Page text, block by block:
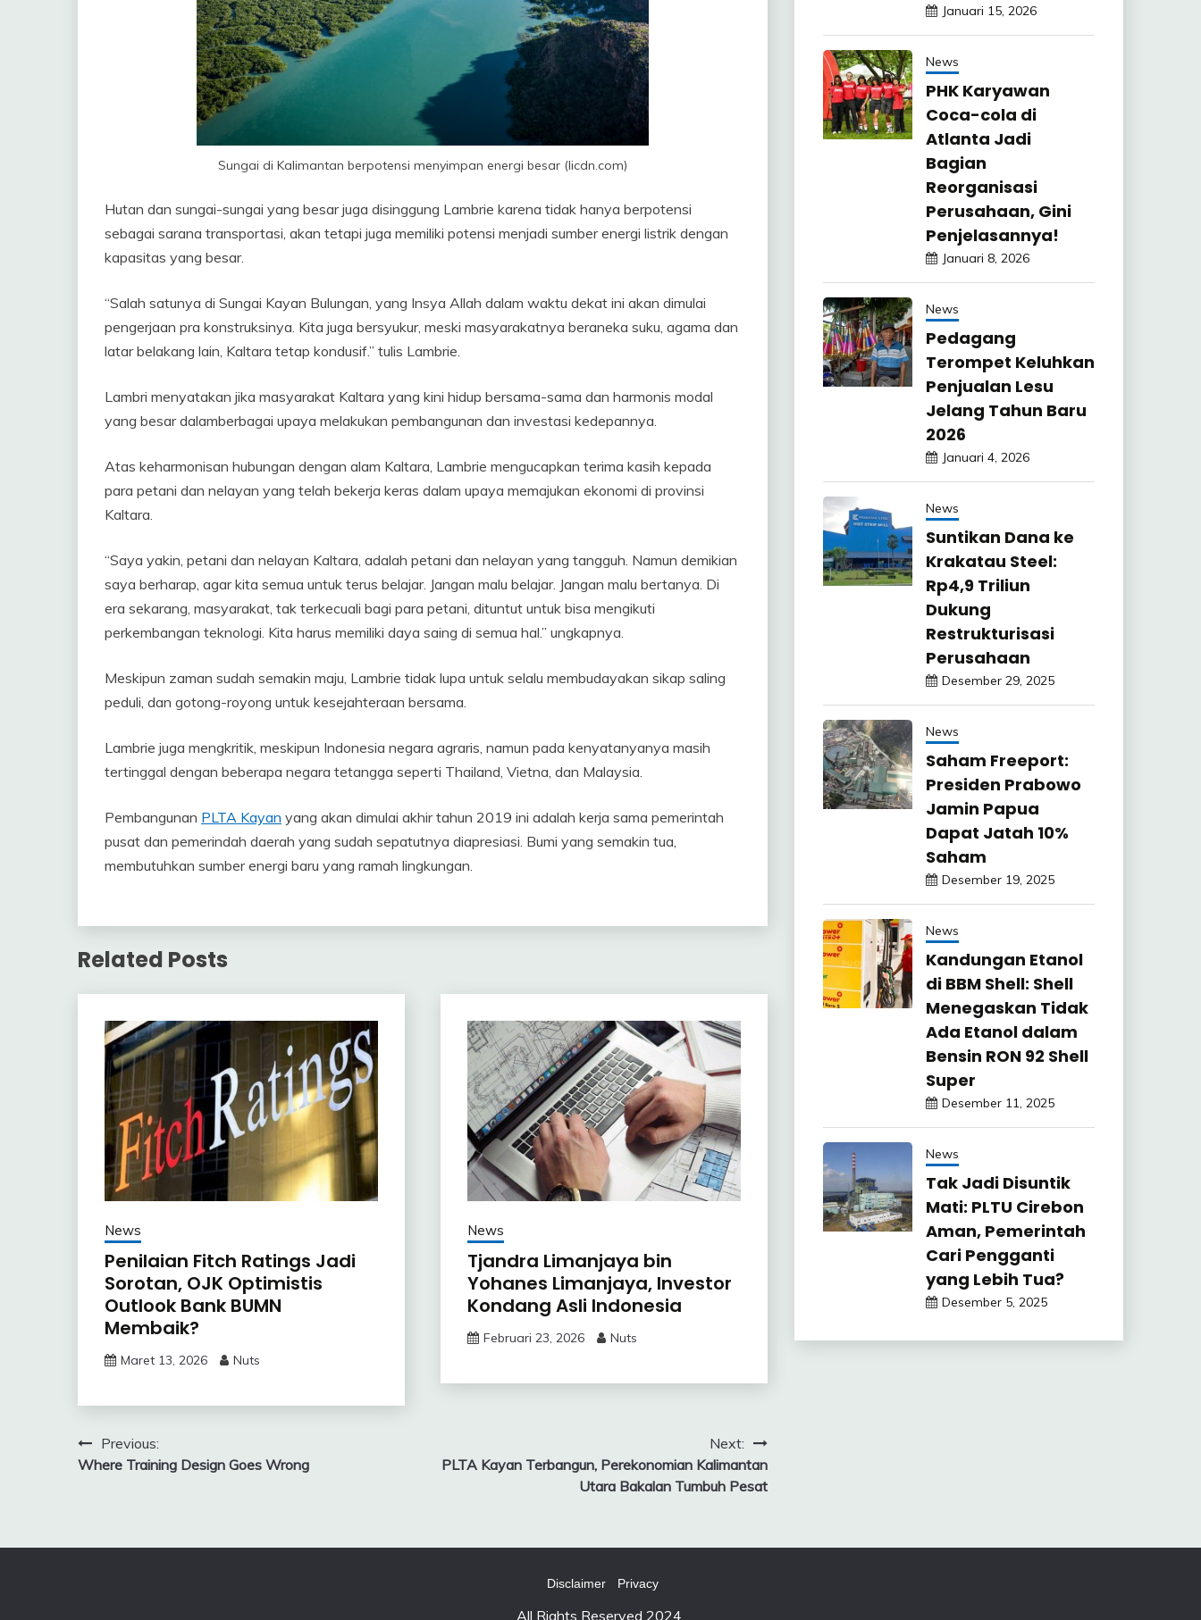
Sungai di Kalimantan berpotensi menyimpan energi besar (licdn.com)
Hutan dan sungai-sungai yang besar juga disinggung Lambrie karena tidak hanya berpotensi
sebagai sarana transportasi, akan tetapi juga memiliki potensi menjadi sumber energi listrik dengan
kapasitas yang besar.
“Salah satunya di Sungai Kayan Bulungan, yang Insya Allah dalam waktu dekat ini akan dimulai
pengerjaan pra konstruksinya. Kita juga bersyukur, meski masyarakatnya beraneka suku, agama dan
latar belakang lain, Kaltara tetap kondusif.” tulis Lambrie.
Lambri menyatakan jika masyarakat Kaltara yang kini hidup bersama-sama dan harmonis modal
yang besar dalamberbagai upaya melakukan pembangunan dan investasi kedepannya.
Atas keharmonisan hubungan dengan alam Kaltara, Lambrie mengucapkan terima kasih kepada
para petani dan nelayan yang telah bekerja keras dalam upaya memajukan ekonomi di provinsi
Kaltara.
“Saya yakin, petani dan nelayan Kaltara, adalah petani dan nelayan yang tangguh. Namun demikian
saya berharap, agar kita semua untuk terus belajar. Jangan malu belajar. Jangan malu bertanya. Di
era sekarang, masyarakat, tak terkecuali bagi para petani, dituntut untuk bisa mengikuti
perkembangan teknologi. Kita harus memiliki daya saing di semua hal.” ungkapnya.
Meskipun zaman sudah semakin maju, Lambrie tidak lupa untuk selalu membudayakan sikap saling
peduli, dan gotong-royong untuk kesejahteraan bersama.
Lambrie juga mengkritik, meskipun Indonesia negara agraris, namun pada kenyatanyanya masih
tertinggal dengan beberapa negara tetangga seperti Thailand, Vietna, dan Malaysia.
Pembangunan PLTA Kayan yang akan dimulai akhir tahun 2019 ini adalah kerja sama pemerintah
pusat dan pemerindah daerah yang sudah sepatutnya diapresiasi. Bumi yang semakin tua,
membutuhkan sumber energi baru yang ramah lingkungan.
Related Posts
News
Penilaian Fitch Ratings Jadi
Sorotan, OJK Optimistis
Outlook Bank BUMN
Membaik?
Maret 13, 2026 Nuts
News
Tjandra Limanjaya bin
Yohanes Limanjaya, Investor
Kondang Asli Indonesia
Februari 23, 2026 Nuts
Navigasi
pos
Previous:
Where Training Design Goes Wrong
Next:
PLTA Kayan Terbangun, Perekonomian Kalimantan
Utara Bakalan Tumbuh Pesat
Januari 15, 2026
News
PHK Karyawan
Coca-cola di
Atlanta Jadi
Bagian
Reorganisasi
Perusahaan, Gini
Penjelasannya!
Januari 8, 2026
News
Pedagang
Terompet Keluhkan
Penjualan Lesu
Jelang Tahun Baru
2026
Januari 4, 2026
News
Suntikan Dana ke
Krakatau Steel:
Rp4,9 Triliun
Dukung
Restrukturisasi
Perusahaan
Desember 29, 2025
News
Saham Freeport:
Presiden Prabowo
Jamin Papua
Dapat Jatah 10%
Saham
Desember 19, 2025
News
Kandungan Etanol
di BBM Shell: Shell
Menegaskan Tidak
Ada Etanol dalam
Bensin RON 92 Shell
Super
Desember 11, 2025
News
Tak Jadi Disuntik
Mati: PLTU Cirebon
Aman, Pemerintah
Cari Pengganti
yang Lebih Tua?
Desember 5, 2025
Disclaimer Privacy
All Rights Reserved 2024.